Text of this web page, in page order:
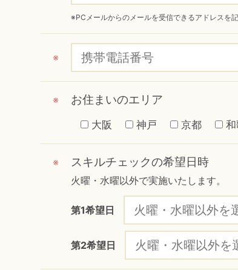
※PCメールからのメールを受信できるアドレスを
※
※ お住まいのエリア
大阪 神戸 京都 和
※ スキルチェックの希望日時
火曜・水曜以外で実施いたします。
第1希望日
第2希望日